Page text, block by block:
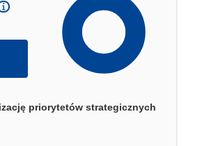
priorytetów strategicznych